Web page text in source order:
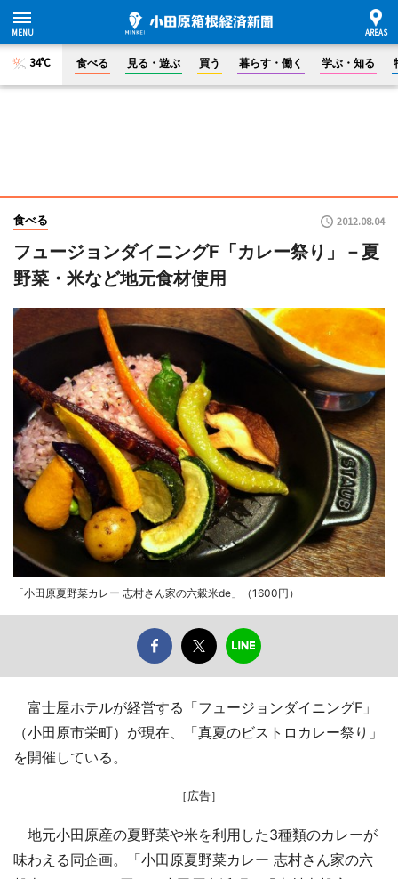
34°C 食べる 見る・遊ぶ 買う 暮らす・働く 学ぶ・知る
食べる 2012.08.04
フュージョンダイニングF「カレー祭り」－夏
野菜・米など地元食材使用
「小田原夏野菜カレー 志村さん家の六穀米de」（1600円）
富士屋ホテルが経営する「フュージョンダイニングF」
（小田原市栄町）が現在、「真夏のビストロカレー祭り」
を開催している。
［広告］
地元小田原産の夏野菜や米を利用した3種類のカレーが
味わえる同企画。「小田原夏野菜カレー 志村さん家の六